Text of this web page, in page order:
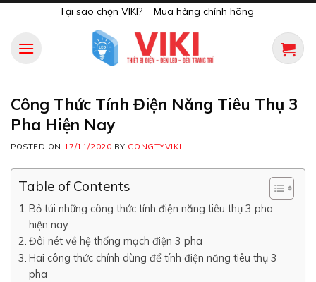
content
Tại sao chọn VIKI? Mua hàng chính hãng
Công Thức Tính Điện Năng Tiêu Thụ 3
Pha Hiện Nay
POSTED ON 17/11/2020 BY CONGTYVIKI
Table of Contents
Bỏ túi những công thức tính điện năng tiêu thụ 3 pha
hiện nay
Đôi nét về hệ thống mạch điện 3 pha
Hai công thức chính dùng để tính điện năng tiêu thụ 3
pha